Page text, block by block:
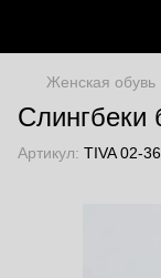
Женская обувь
Слингбеки
Артикул: TIVA 02-36